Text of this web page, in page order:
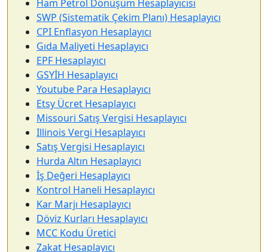
Ham Petrol Dönüşüm Hesaplayıcısı
SWP (Sistematik Çekim Planı) Hesaplayıcı
CPI Enflasyon Hesaplayıcı
Gıda Maliyeti Hesaplayıcı
EPF Hesaplayıcı
GSYİH Hesaplayıcı
Youtube Para Hesaplayıcı
Etsy Ücret Hesaplayıcı
Missouri Satış Vergisi Hesaplayıcı
Illinois Vergi Hesaplayıcı
Satış Vergisi Hesaplayıcı
Hurda Altın Hesaplayıcı
İş Değeri Hesaplayıcı
Kontrol Haneli Hesaplayıcı
Kar Marjı Hesaplayıcı
Döviz Kurları Hesaplayıcı
MCC Kodu Üretici
Zakat Hesaplayıcı